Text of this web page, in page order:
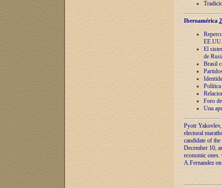
Iberoamérica
EE.UU.
El
de
Brasil
Política
Foro
Una
Pyotr
electoral
candidate of
December 10,
economic
A.Fernandez